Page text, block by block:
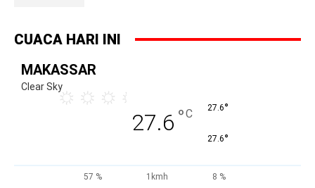
CUACA HARI INI
MAKASSAR
Clear Sky
27.6 °C 27.6°
27.6°
57 % 1kmh 8 %